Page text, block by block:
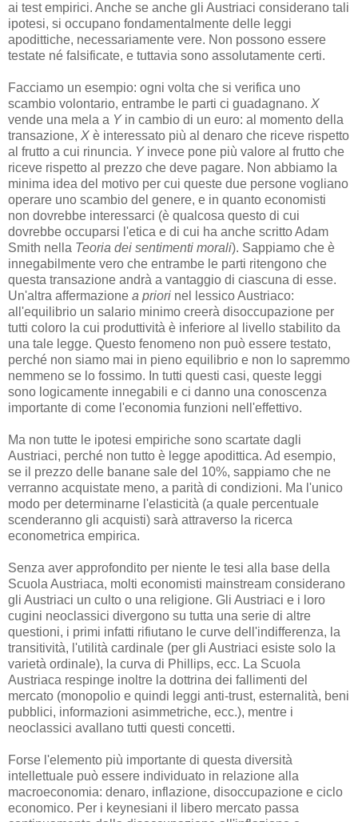
ai test empirici. Anche se anche gli Austriaci considerano tali
ipotesi, si occupano fondamentalmente delle leggi
apodittiche, necessariamente vere. Non possono essere
testate né falsificate, e tuttavia sono assolutamente certi.
Facciamo un esempio: ogni volta che si verifica uno
scambio volontario, entrambe le parti ci guadagnano. X
vende una mela a Yin cambio di un euro: al momento della
transazione, X è interessato più al denaro che riceve rispetto
al frutto a cui rinuncia. Yinvece pone più valore al frutto che
riceve rispetto al prezzo che deve pagare. Non abbiamo la
minima idea del motivo per cui queste due persone vogliano
operare uno scambio del genere, e in quanto economisti
non dovrebbe interessarci (è qualcosa questo di cui
dovrebbe occuparsi l'etica e di cui ha anche scritto Adam
Smith nella Teoria dei sentimenti morali). Sappiamo che è
innegabilmente vero che entrambe le parti ritengono che
questa transazione andrà a vantaggio di ciascuna di esse.
Un'altra affermazione a priori nel lessico Austriaco:
all'equilibrio un salario minimo creerà disoccupazione per
tutti coloro la cui produttività è inferiore al livello stabilito da
una tale legge. Questo fenomeno non può essere testato,
perché non siamo mai in pieno equilibrio e non lo sapremmo
nemmeno se lo fossimo. In tutti questi casi, queste leggi
sono logicamente innegabili e ci danno una conoscenza
importante di come l'economia funzioni nell'effettivo.
Ma non tutte le ipotesi empiriche sono scartate dagli
Austriaci, perché non tutto è legge apodittica. Ad esempio,
se il prezzo delle banane sale del 10%, sappiamo che ne
verranno acquistate meno, a parità di condizioni. Ma l'unico
modo per determinarne l'elasticità (a quale percentuale
scenderanno gli acquisti) sarà attraverso la ricerca
econometrica empirica.
Senza aver approfondito per niente le tesi alla base della
Scuola Austriaca, molti economisti mainstream considerano
gli Austriaci un culto o una religione. Gli Austriaci e i loro
cugini neoclassici divergono su tutta una serie di altre
questioni, i primi infatti rifiutano le curve dell'indifferenza, la
transitività, l'utilità cardinale (per gli Austriaci esiste solo la
varietà ordinale), la curva di Phillips, ecc. La Scuola
Austriaca respinge inoltre la dottrina dei fallimenti del
mercato (monopolio e quindi leggi anti-trust, esternalità, beni
pubblici, informazioni asimmetriche, ecc.), mentre i
neoclassici avallano tutti questi concetti.
Forse l'elemento più importante di questa diversità
intellettuale può essere individuato in relazione alla
macroeconomia: denaro, inflazione, disoccupazione e ciclo
economico. Per i keynesiani il libero mercato passa